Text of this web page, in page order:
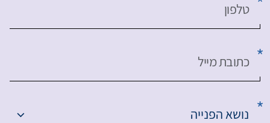
טלפון
כתובת מייל
נושא הפנייה